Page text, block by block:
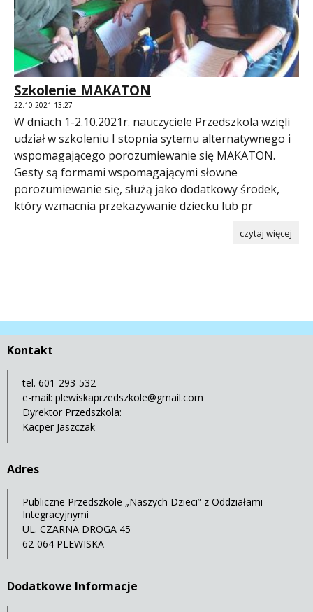
Szkolenie MAKATON
22.10.2021 13:27
W dniach 1-2.10.2021r. nauczyciele Przedszkola wzięli
udział w szkoleniu I stopnia sytemu alternatywnego i
wspomagającego porozumiewanie się MAKATON.
Gesty są formami wspomagającymi słowne
porozumiewanie się, służą jako dodatkowy środek,
który wzmacnia przekazywanie dziecku lub pr
czytaj więcej
Kontakt
tel. 601-293-532
e-mail: plewiskaprzedszkole@gmail.com
Dyrektor Przedszkola:
Kacper Jaszczak
Adres
Publiczne Przedszkole „Naszych Dzieci” z Oddziałami
Integracyjnymi
UL. CZARNA DROGA 45
62-064 PLEWISKA
Dodatkowe Informacje